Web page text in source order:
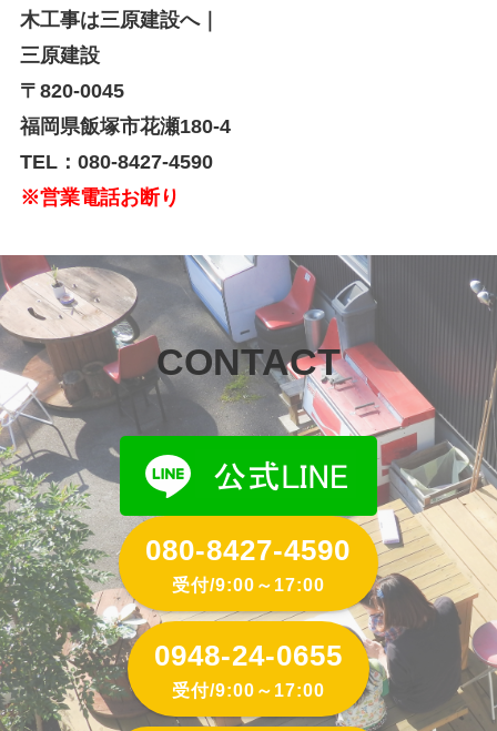
木工事は三原建設へ｜
三原建設
〒820-0045
福岡県飯塚市花瀬180-4
TEL：080-8427-4590
※営業電話お断り
CONTACT
080-8427-4590
受付/9:00～17:00
0948-24-0655
受付/9:00～17:00